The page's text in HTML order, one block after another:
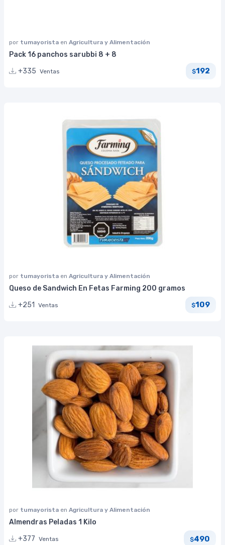
por tumayorista en Agricultura y Alimentación
Pack 16 panchos sarubbi 8 + 8
+335 Ventas $192
por tumayorista en Agricultura y Alimentación
Queso de Sandwich En Fetas Farming 200 gramos
+251
Ventas $109
por tumayorista en Agricultura y Alimentación
Almendras Peladas 1 Kilo
+377 Ventas $490